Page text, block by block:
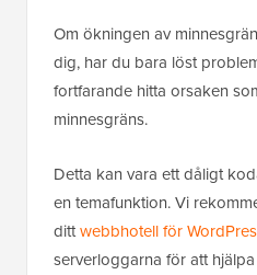
Om ökningen av
dig, har du bara löst
fortfarande hitta orsaken
minnesgräns.
Detta kan vara ett dåligt
en temafunktion. Vi
dittwebbhotell för
serverloggarna för att